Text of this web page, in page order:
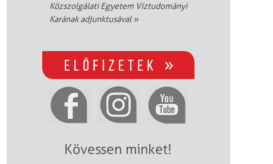
Közszolgálati Egyetem Víztudományi
Karának adjunktusával»
Kövessen minket!